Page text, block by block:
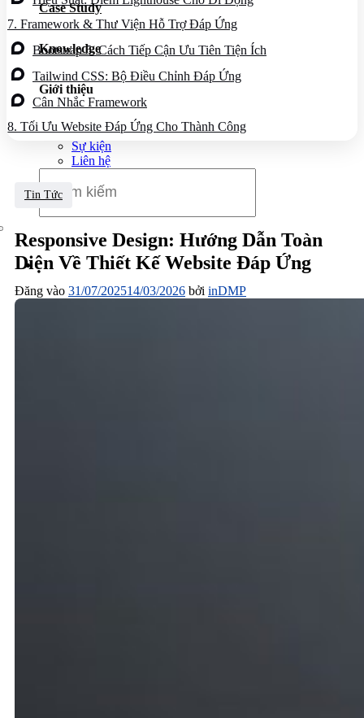
Dịch vụ chăm sóc website
Case Study
Knowledge
Giới thiệu
Tin tức
Sự kiện
Liên hệ
7. Framework & Thư Viện Hỗ Trợ Đáp Ứng
Bootstrap 5: Cách Tiếp Cận Ưu Tiên Tiện Ích
Tailwind CSS: Bộ Điều Chỉnh Đáp Ứng
Cân Nhắc Framework
8. Tối Ưu Website Đáp Ứng Cho Thành Công
Tin Tức
Responsive Design: Hướng Dẫn Toàn
Diện Về Thiết Kế Website Đáp Ứng
Đăng vào 31/07/202514/03/2026 bởi inDMP